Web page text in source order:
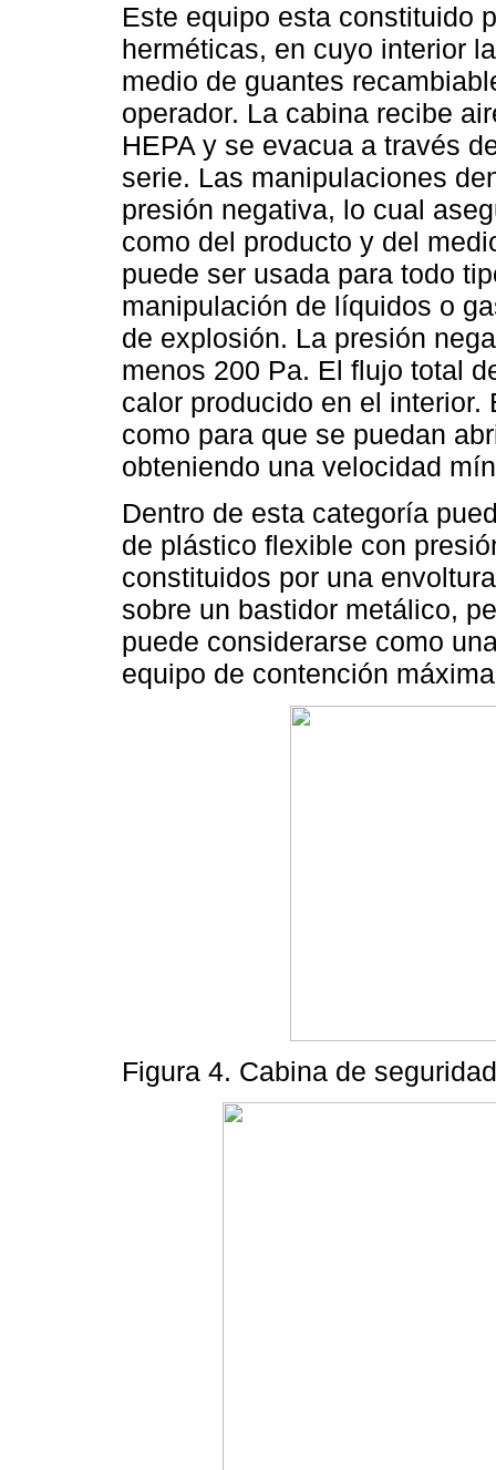
Este equipo esta constituido
herméticas, en cuyo interior
medio de guantes
operador. La cabina recibe
HEPA y se evacua a través
serie. Las manipulaciones
presión negativa, lo cual
como del producto y del
puede ser usada para todo
manipulación de líquidos o
de explosión. La presión
menos 200 Pa. El flujo total
calor producido en el
como para que se puedan
obteniendo una velocidad
Dentro de esta categoría
de plástico flexible con
constituidos por una
sobre un bastidor metálico,
puede considerarse como
equipo de contención
Figura 4. Cabina de